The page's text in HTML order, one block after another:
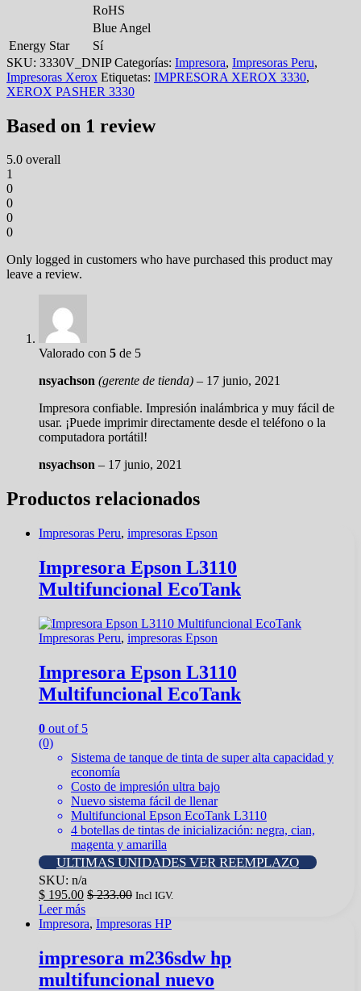
RoHS
Blue Angel
Energy Star
Sí
SKU: 3330V_DNIP Categorías: Impresora, Impresoras Peru,
Impresoras Xerox Etiquetas: IMPRESORA XEROX 3330,
XEROX PASHER 3330
Based on 1 review
5.0 overall
1
0
0
0
0
Only logged in customers who have purchased this product may
leave a review.
Valorado con 5 de 5
nsyachson (gerente de tienda) – 17 junio, 2021
Impresora confiable. Impresión inalámbrica y muy fácil de
usar. ¡Puede imprimir directamente desde el teléfono o la
computadora portátil!
nsyachson – 17 junio, 2021
Productos relacionados
Impresoras Peru, impresoras Epson
Impresora Epson L3110
Multifuncional EcoTank
Impresoras Peru, impresoras Epson
Impresora Epson L3110
Multifuncional EcoTank
0 out of 5
(0)
Sistema de tanque de tinta de super alta capacidad y
economía
Costo de impresión ultra bajo
Nuevo sistema fácil de llenar
Multifuncional Epson EcoTank L3110
4 botellas de tintas de inicialización: negra, cian,
magenta y amarilla
ULTIMAS UNIDADES VER REEMPLAZO
SKU: n/a
$ 195.00 $233.00 Incl IGV.
Leer más
Impresora, Impresoras HP
impresora m236sdw hp
multifuncional nuevo